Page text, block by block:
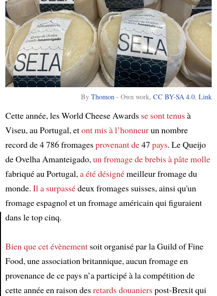
ByThomon -Own work,CC BY-SA 4.0,Link
Cette année, les World Cheese Awards se sont tenusà
Viseu, au Portugal, etont mis à l’honneurun nombre
record de 4 786 fromagesprovenant de47 pays. Le Queijo
de Ovelha Amanteigado, un fromage de brebis à pâte molle
fabriqué au Portugal, a été désignémeilleur fromage du
monde. Il a surpassédeux fromages suisses, ainsi qu'un
fromage espagnol et un fromage américain qui figuraient
dans le top cinq.
Bien quecet évènementsoit organisé par la Guild of Fine
Food, une association britannique, aucun fromage en
provenance de ce pays n’a participé à la compétition de
cette année en raison desretards douanierspost-Brexit qui